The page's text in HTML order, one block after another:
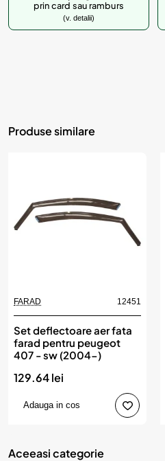
prin card sau ramburs
(v. detalii)
Produse similare
FARAD 12451
Set deflectoare aer fata
farad pentru peugeot
407 - sw (2004-)
129.64 lei
Adauga in cos
Aceeasi categorie